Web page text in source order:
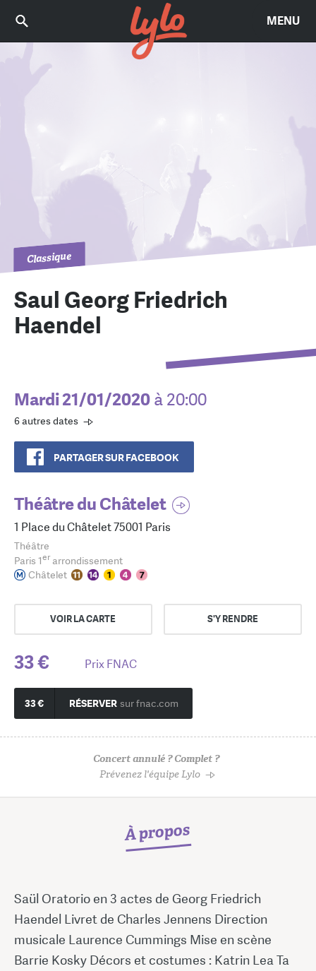
MENU
Classique
Saul Georg Friedrich
Haendel
Mardi 21/01/2020 à 20:00
6 autres dates
PARTAGER SUR FACEBOOK
Théâtre du Châtelet
1 Place du Châtelet 75001 Paris
Théâtre
Paris 1erarrondissement
Châtelet
VOIR LA CARTE S'Y RENDRE
33 € Prix FNAC
33 € RÉSERVER sur fnac.com
Concert annulé ? Complet ?
Prévenez l'équipe Lylo
À propos
Saül Oratorio en 3 actes de Georg Friedrich
Haendel Livret de Charles Jennens Direction
musicale Laurence Cummings Mise en scène
Barrie Kosky Décors et costumes : Katrin Lea Ta